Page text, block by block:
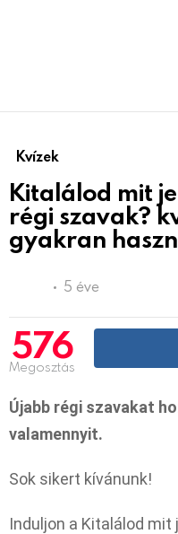
Kvízek
Kitalálod mit
régi szavak?
gyakran
5 éve
576
Megosztás
Újabb régi szavakat
valamennyit.
Sok sikert kívánunk!
Induljon a Kitalálod mit